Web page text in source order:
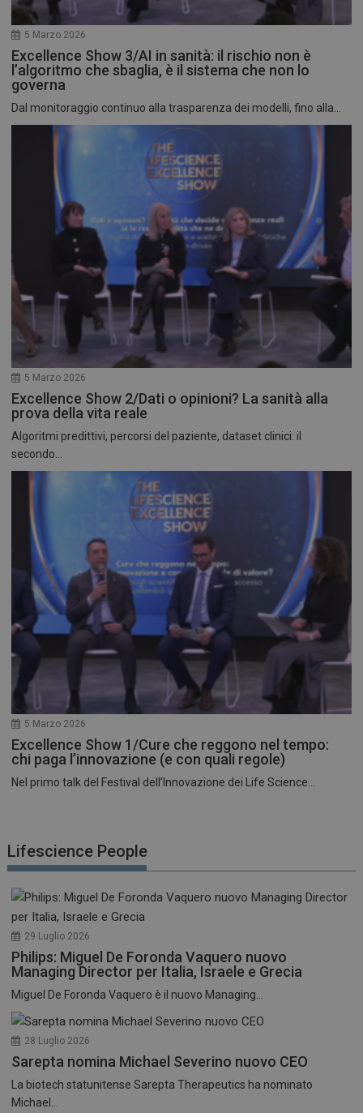
5 Marzo 2026
Excellence Show 3/AI in sanità: il rischio non è
l’algoritmo che sbaglia, è il sistema che non lo
governa
Dal monitoraggio continuo alla trasparenza dei modelli, fino alla...
5 Marzo 2026
Excellence Show 2/Dati o opinioni? La sanità alla
prova della vita reale
Algoritmi predittivi, percorsi del paziente, dataset clinici: il
secondo...
5 Marzo 2026
Excellence Show 1/Cure che reggono nel tempo:
chi paga l’innovazione (e con quali regole)
Nel primo talk del Festival dell’Innovazione dei Life Science...
Lifescience People
29 Luglio 2026
Philips: Miguel De Foronda Vaquero nuovo
Managing Director per Italia, Israele e Grecia
Miguel De Foronda Vaquero è il nuovo Managing...
28 Luglio 2026
Sarepta nomina Michael Severino nuovo CEO
La biotech statunitense Sarepta Therapeutics ha nominato
Michael...